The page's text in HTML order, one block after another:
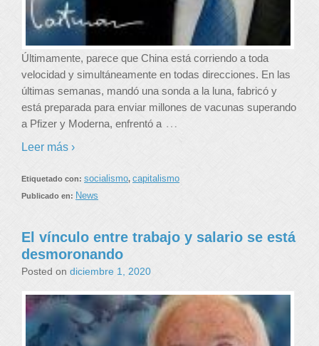
Últimamente, parece que China está corriendo a toda
velocidad y simultáneamente en todas direcciones. En las
últimas semanas, mandó una sonda a la luna, fabricó y
está preparada para enviar millones de vacunas superando
a Pfizer y Moderna, enfrentó a …
Leer más ›
Etiquetado con: socialismo, capitalismo
Publicado en: News
El vínculo entre trabajo y salario se está
desmoronando
Posted on diciembre 1, 2020